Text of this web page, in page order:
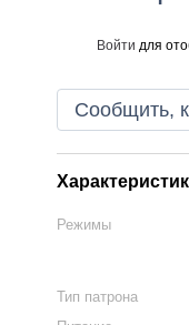
Войти для
Сообщить,
Режимы
Тип патрона